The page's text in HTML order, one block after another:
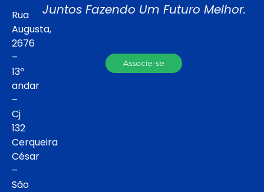
Rua
Augusta,
2676
–
13º
andar
–
Cj
132
Cerqueira
César
–
São
Juntos Fazendo Um Futuro Melhor.
Associe-se